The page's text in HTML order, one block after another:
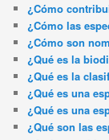
¿Cómo
¿Cómo las
¿Cómo son
¿Qué es la
¿Qué es la
¿Qué es una
¿Qué es una
¿Qué son las